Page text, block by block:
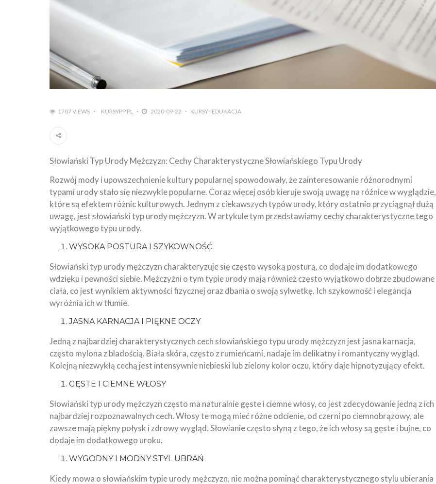
1707 VIEWS KURSYPP.PL 2020-09-22 KURSY I EDUKACJA
Słowiański Typ Urody Mężczyzn: Cechy Charakterystyczne Słowiańskiego Typu Urody
Rozwój mody i upowszechnienie kultury popularnej spowodowały, że zainteresowanie różnorodnymi
typami urody stało się niezwykle popularne. Coraz więcej osób kieruje swoją uwagę na różnice w wyglądzie,
które są efektem różnic kulturowych. Jednym z ciekawszych typów urody, który ostatnio przyciągnął dużą
uwagę, jest słowiański typ urody mężczyzn. W artykule tym przedstawiamy cechy charakterystyczne tego
wyjątkowego typu urody.
WYSOKA POSTURA I SZYKOWNOŚĆ
Słowiański typ urody mężczyzn charakteryzuje się często wysoką posturą, co dodaje im dodatkowego
wdzięku i pewności siebie. Mężczyźni o tym typie urody mają również często wyjątkowo dobrze zbudowane
ciała, co jest wynikiem aktywności fizycznej oraz dbania o swoją sylwetkę. Ich szykowność i elegancja
wyróżnia ich w tłumie.
JASNA KARNACJA I PIĘKNE OCZY
Jedną z najbardziej charakterystycznych cech słowiańskiego typu urody mężczyzn jest jasna karnacja,
często mylona z bladością. Biała skóra, często z rumieńcami, nadaje im delikatny i romantyczny wygląd.
Kolejną niezwykłą cechą jest intensywnie niebieski lub zielony kolor oczu, który daje hipnotyzujący efekt.
GĘSTE I CIEMNE WŁOSY
Słowiański typ urody mężczyzn często ma naturalnie gęste i ciemne włosy, co jest zdecydowanie jedną z ich
najbardziej rozpoznawalnych cech. Włosy te mogą mieć różne odcienie, od czerni po ciemnobrązowy, ale
zawsze mają piękny połysk i zdrowy wygląd. Słowianie często słyną z tego, że ich włosy są gęste i bujne, co
dodaje im dodatkowego uroku.
WYGODNY I MODNY STYL UBRAŃ
Kiedy mowa o słowiańskim typie urody mężczyzn, nie można pominąć charakterystycznego stylu ubierania